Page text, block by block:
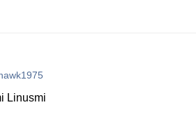
Linusmi